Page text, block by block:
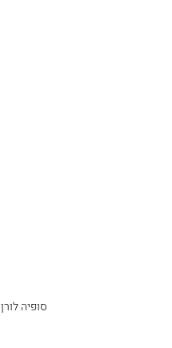
סופיה לורן 1934 - Flickr